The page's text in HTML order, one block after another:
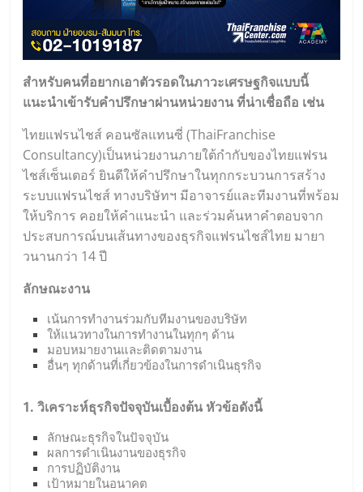
สำหรับคนที่อยากเอาตัวรอดในภาวะเศรษฐกิจแบบนี้
แนะนำเข้ารับคำปรึกษาผ่านหน่วยงาน ที่น่าเชื่อถือ เช่น
ไทยแฟรนไชส์ คอนซัลแทนซี่ (ThaiFranchise
Consultancy)เป็นหน่วยงานภายใต้กำกับของไทยแฟรน
ไชส์เซ็นเตอร์ ยินดีให้คำปรึกษาในทุกกระบวนการสร้าง
ระบบแฟรนไชส์ ทางบริษัทฯ มีอาจารย์และทีมงานที่พร้อม
ให้บริการ คอยให้คำแนะนำ และร่วมค้นหาคำตอบจาก
ประสบการณ์บนเส้นทางของธุรกิจแฟรนไชส์ไทย มายา
วนานกว่า 14 ปี
ลักษณะงาน
เน้นการทำงานร่วมกับทีมงานของบริษัท
ให้แนวทางในการทำงานในทุกๆ ด้าน
มอบหมายงานและติดตามงาน
อื่นๆ ทุกด้านที่เกี่ยวข้องในการดำเนินธุรกิจ
1. วิเคราะห์ธุรกิจปัจจุบันเบื้องต้น หัวข้อดังนี้
ลักษณะธุรกิจในปัจจุบัน
ผลการดำเนินงานของธุรกิจ
การปฏิบัติงาน
เป้าหมายในอนาคต